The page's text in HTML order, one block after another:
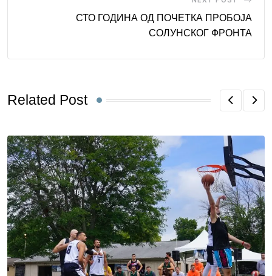
СТО ГОДИНА ОД ПОЧЕТКА ПРОБОЈА
СОЛУНСКОГ ФРОНТА
Related Post